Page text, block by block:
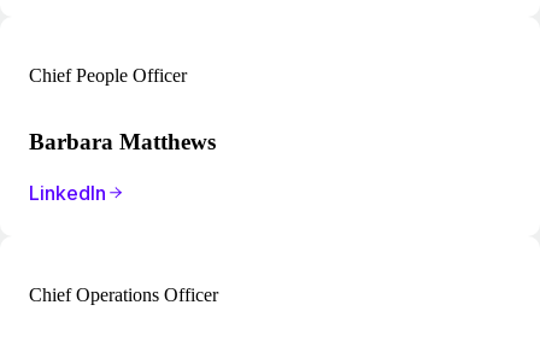
Chief People Officer
Barbara Matthews
LinkedIn
Chief Operations Officer